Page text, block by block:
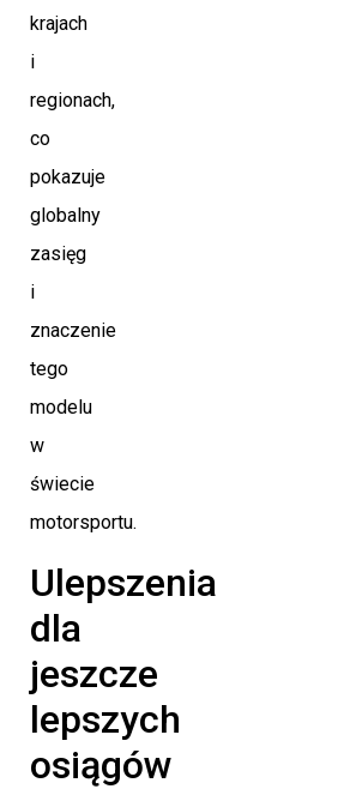
krajach
i
regionach,
co
pokazuje
globalny
zasięg
i
znaczenie
tego
modelu
w
świecie
motorsportu.
Ulepszenia
dla
jeszcze
lepszych
osiągów